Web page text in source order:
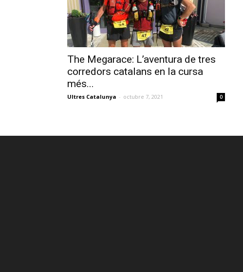
The Megarace: L’aventura de tres
corredors catalans en la cursa
més...
Ultres Catalunya - octubre 7, 2021 0